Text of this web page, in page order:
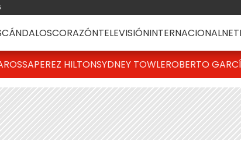
CORAZÓNTELEVISIÓNINTERNACIONAL
PEREZ HILTONSYDNEY TOWLEROBERTO